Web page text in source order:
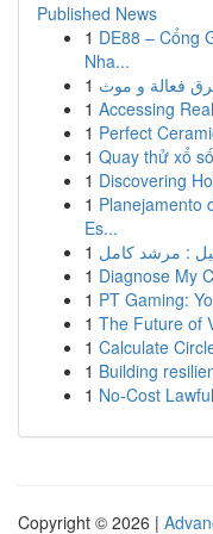
Published News
1 DE88 – Cổng
Nha...
1
1 Accessing
1 Perfect
1 Quay thử xổ
1 Discovering
1 Planejamento
Es...
1
1 Diagnose My
1 PT Gaming:
1 The Future of
1 Calculate
1 Building
1 No-Cost
Copyright © 2026 |